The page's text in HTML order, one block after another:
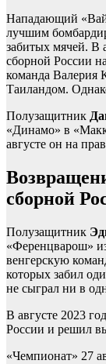
Нападающий
лучшим
забитых мячей. В
сборной России
команда Валерия
Таиландом.
Полузащитник
«Динамо» в
августе он на
сборной
Полузащитник
«Ференцварош»
венгерскую
которых забил
не сыграл ни в
В августе 2023
России и решил
«Чемпионат» 27